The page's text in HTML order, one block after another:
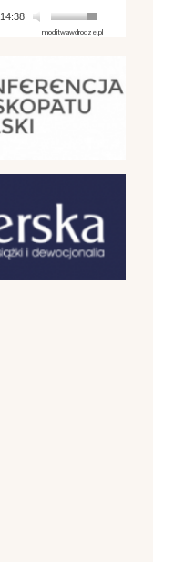
14:38
modlitwawdrodze.pl